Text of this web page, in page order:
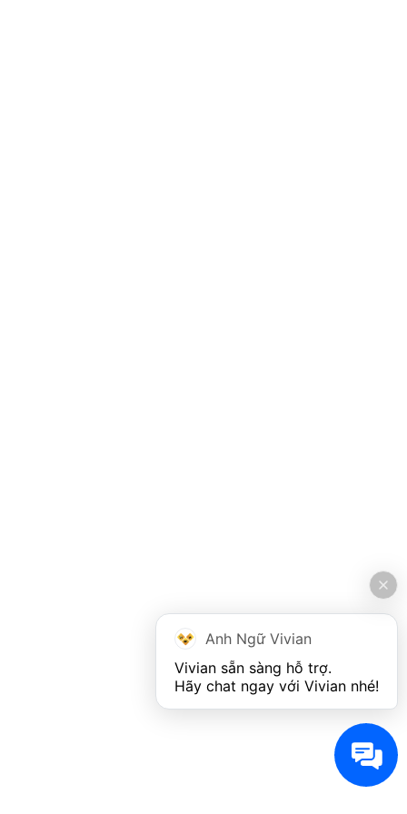
Anh Ngữ Vivian
Vivian sẵn sàng hỗ trợ.
Hãy chat ngay với Vivian nhé!